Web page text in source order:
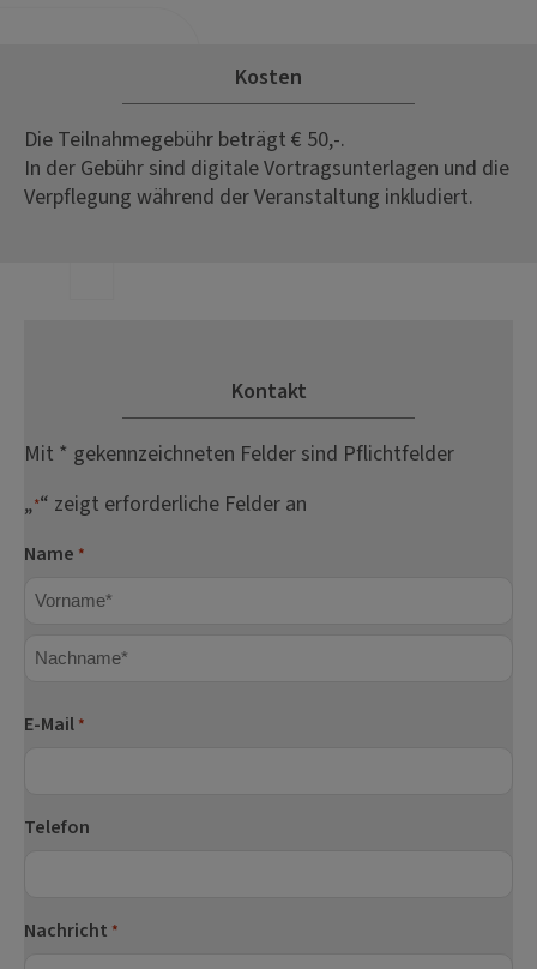
Kosten
Die Teilnahmegebühr beträgt € 50,-.
In der Gebühr sind digitale Vortragsunterlagen und die
Verpflegung während der Veranstaltung inkludiert.
Kontakt
Mit * gekennzeichneten Felder sind Pflichtfelder
„*“ zeigt erforderliche Felder an
Name *
E-Mail *
Telefon
Nachricht *